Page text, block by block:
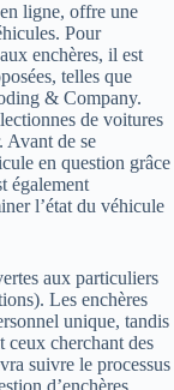
ligne, offre une
Pour
enchères, il est
telles que
& Company.
de voitures
Avant de se
en question grâce
également
l’état du véhicule
aux particuliers
Les enchères
unique, tandis
ceux cherchant des
suivre le processus
d’enchères